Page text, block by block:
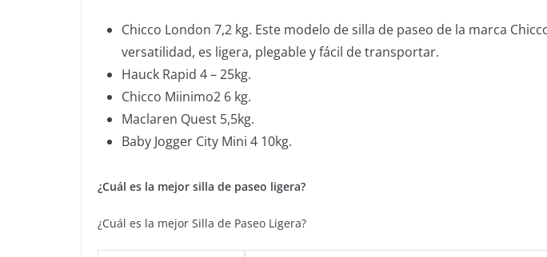
Chicco London 7,2 kg. Este modelo de silla de paseo de la marca
versatilidad, es ligera, plegable y fácil de transportar.
Hauck Rapid 4 – 25kg.
Chicco Miinimo2 6 kg.
Maclaren Quest 5,5kg.
Baby Jogger City Mini 4 10kg.
¿Cuál es la mejor silla de paseo ligera?
¿Cuál es la mejor Silla de Paseo Ligera?